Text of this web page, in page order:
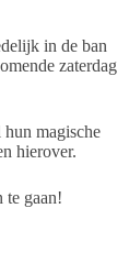
in de ban
zaterdag
hun magische
hierover.
te gaan!